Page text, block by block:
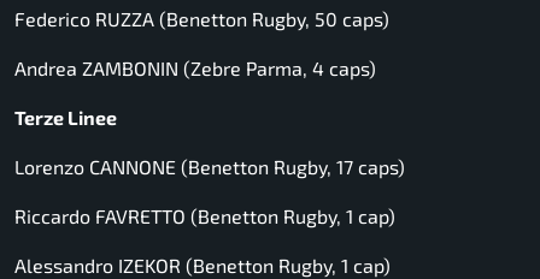
Federico RUZZA (Benetton Rugby, 50 caps)
Andrea ZAMBONIN (Zebre Parma, 4 caps)
Terze Linee
Lorenzo CANNONE (Benetton Rugby, 17 caps)
Riccardo FAVRETTO (Benetton Rugby, 1 cap)
Alessandro IZEKOR (Benetton Rugby, 1 cap)